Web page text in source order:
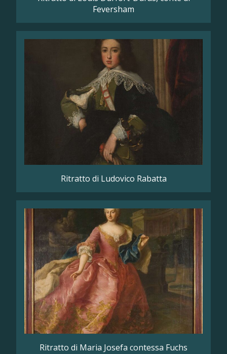
Feversham
Ritratto di Ludovico Rabatta
Ritratto di Maria Josefa contessa Fuchs